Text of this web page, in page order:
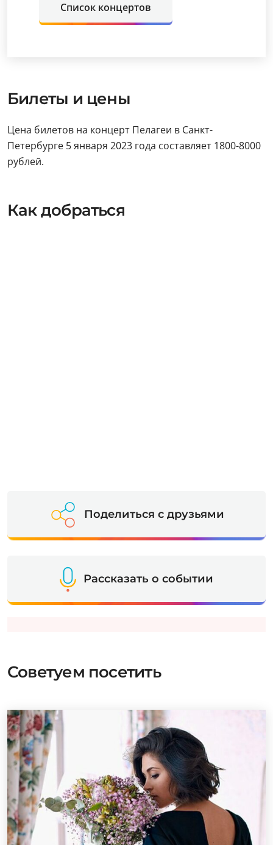
Список концертов
Билеты и цены
Цена билетов на концерт Пелагеи в Санкт-
Петербурге 5 января 2023 года составляет 1800-8000
рублей.
Как добраться
Поделиться с друзьями
Рассказать о событии
Советуем посетить